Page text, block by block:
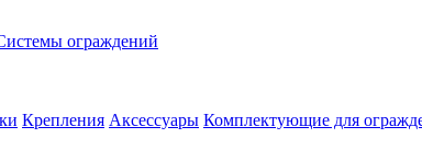
ограждений
Крепления Аксессуары Комплектующие для